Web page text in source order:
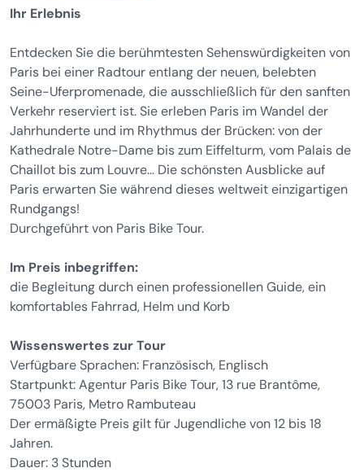
Ihr Erlebnis
Entdecken Sie die berühmtesten Sehenswürdigkeiten von
Paris bei einer Radtour entlang der neuen, belebten
Seine-Uferpromenade, die ausschließlich für den sanften
Verkehr reserviert ist. Sie erleben Paris im Wandel der
Jahrhunderte und im Rhythmus der Brücken: von der
Kathedrale Notre-Dame bis zum Eiffelturm, vom Palais de
Chaillot bis zum Louvre... Die schönsten Ausblicke auf
Paris erwarten Sie während dieses weltweit einzigartigen
Rundgangs!
Durchgeführt von Paris Bike Tour.
Im Preis inbegriffen:
die Begleitung durch einen professionellen Guide, ein
komfortables Fahrrad, Helm und Korb
Wissenswertes zur Tour
Verfügbare Sprachen: Französisch, Englisch
Startpunkt: Agentur Paris Bike Tour, 13 rue Brantôme,
75003 Paris, Metro Rambuteau
Der ermäßigte Preis gilt für Jugendliche von 12 bis 18
Jahren.
Dauer: 3 Stunden